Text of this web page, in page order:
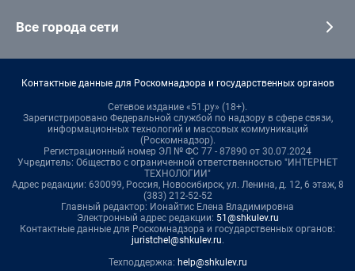
Все города сети
Контактные данные для Роскомнадзора и государственных органов
Сетевое издание «51.ру» (18+).
Зарегистрировано Федеральной службой по надзору в сфере связи,
информационных технологий и массовых коммуникаций
(Роскомнадзор).
Регистрационный номер ЭЛ № ФС 77 - 87890 от 30.07.2024
Учредитель: Общество с ограниченной ответственностью "ИНТЕРНЕТ
ТЕХНОЛОГИИ"
Адрес редакции: 630099, Россия, Новосибирск, ул. Ленина, д. 12, 6 этаж, 8
(383) 212-52-52
Главный редактор: Ионайтис Елена Владимировна
Электронный адрес редакции: 51@shkulev.ru
Контактные данные для Роскомнадзора и государственных органов:
juristchel@shkulev.ru.
Техподдержка: help@shkulev.ru